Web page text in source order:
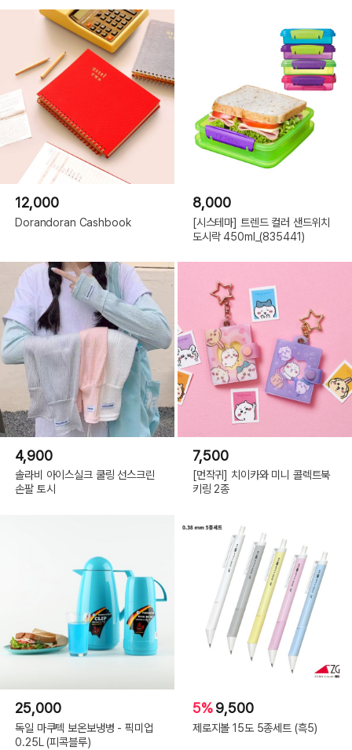
SIZE
H250mm x W180mm A5 size
일본
수입/판매원(주)텐바이텐
(C) 10X10.INC 2022(or COPYRIGHT(C) 2022 ALL RIGHTS RESERVED BY
10X10 INC)
12,000
Dorandoran Cashbook
8,000
[시스테마] 트렌드 컬러 샌드위치
도시락 450ml_(835441)
4,900
솔라비 아이스실크 쿨링 선스크린
손팔 토시
7,500
[먼작귀] 치이카와 미니 콜렉트북
키링 2종
25,000
독일 마쿠텍 보온보냉병 - 픽미업
0.25L (피콕블루)
5%9,500
제로지볼 15도 5종세트 (흑5)